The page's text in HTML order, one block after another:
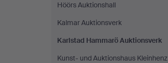
Höörs Auktionshall
Kalmar Auktionsverk
Karlstad Hammarö Auktionsverk
Kunst- und Auktionshaus Kleinhenz